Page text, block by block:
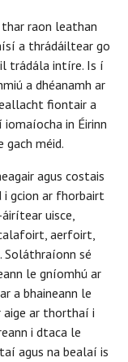
raon leathan
a thrádáiltear go
trádála intíre. Is í
a dhéanamh ar
fiontair a
in Éirinn
méid.
agus costais
i gcion ar fhorbairt
uisce,
aerfoirt,
sé
le gníomhú ar
a bhaineann le
aige ar thorthaí i
i dtaca le
agus na bealaí is